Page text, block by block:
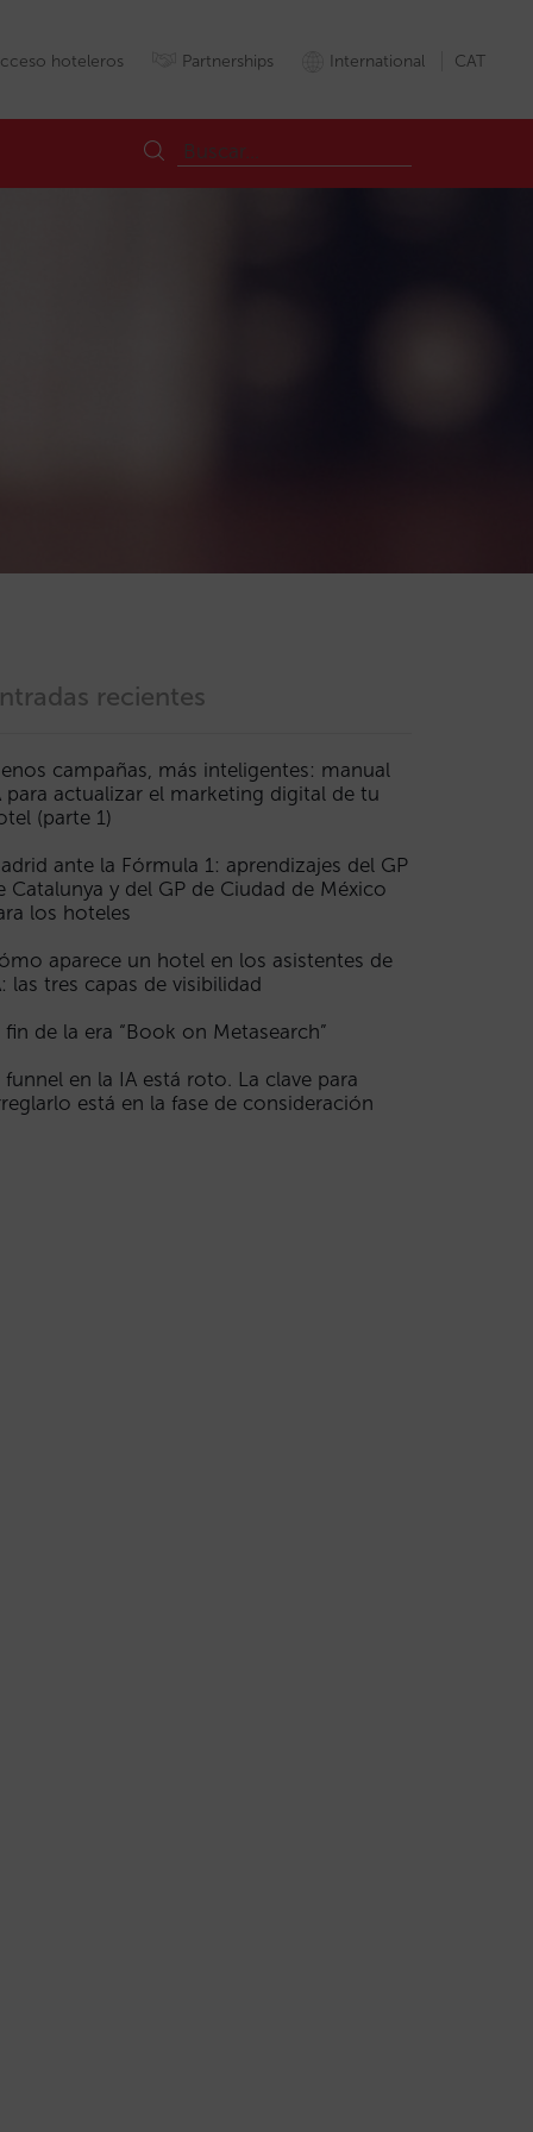
hoteleros Partnerships International CAT
recientes
campañas, más inteligentes: manual
para actualizar el marketing digital de tu
(parte 1)
ante la Fórmula 1: aprendizajes del GP
Catalunya y del GP de Ciudad de México
los hoteles
aparece un hotel en los asistentes de
las tres capas de visibilidad
fin de la era “Book on Metasearch”
funnel en la IA está roto. La clave para
está en la fase de consideración